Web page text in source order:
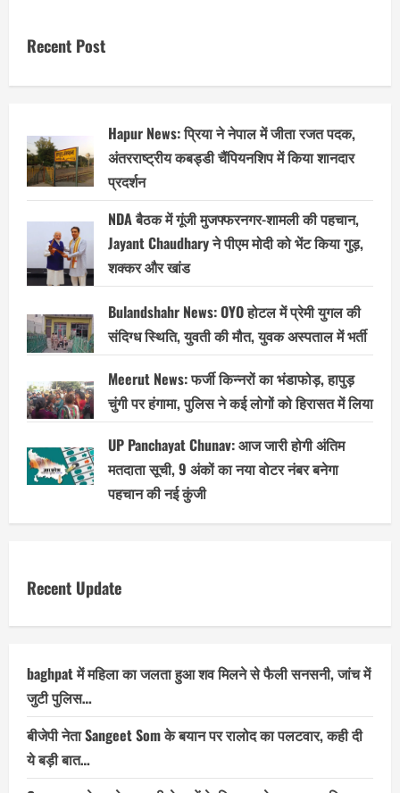
का
जानकारी
Recent Post
Hapur News: प्रिया ने नेपाल में जीता रजत पदक,
अंतरराष्ट्रीय कबड्डी चैंपियनशिप में किया शानदार
प्रदर्शन
NDA बैठक में गूंजी मुजफ्फरनगर-शामली की पहचान,
Jayant Chaudhary ने पीएम मोदी को भेंट किया गुड़,
शक्कर और खांड
Bulandshahr News: OYO होटल में प्रेमी युगल की
संदिग्ध स्थिति, युवती की मौत, युवक अस्पताल में भर्ती
Meerut News: फर्जी किन्नरों का भंडाफोड़, हापुड़
चुंगी पर हंगामा, पुलिस ने कई लोगों को हिरासत में लिया
UP Panchayat Chunav: आज जारी होगी अंतिम
मतदाता सूची, 9 अंकों का नया वोटर नंबर बनेगा
पहचान की नई कुंजी
Recent Update
baghpat में महिला का जलता हुआ शव मिलने से फैली सनसनी, जांच में
जुटी पुलिस…
बीजेपी नेता Sangeet Som के बयान पर रालोद का पलटवार, कही दी
ये बड़ी बात…